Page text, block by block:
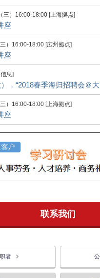
三）16:00-18:00 [上海拠点]
座
）16:00-18:00 [広州拠点]
座
息]
，“2018春季海归招聘会＠大
）16:00-18:00 [上海拠点]
座
联系我们
者